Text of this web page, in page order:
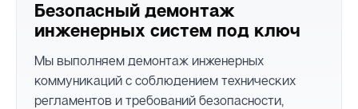
Безопасный демонтаж
инженерных систем под ключ
Мы выполняем демонтаж инженерных
коммуникаций с соблюдением технических
регламентов и требований безопасности,